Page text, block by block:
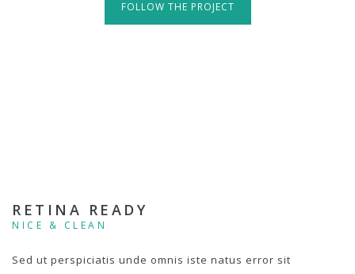
FOLLOW THE PROJECT
RETINA READY
NICE & CLEAN
Sed ut perspiciatis unde omnis iste natus error sit